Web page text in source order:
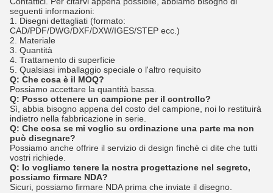
seguenti informazioni:
1. Disegni dettagliati (formato:
CAD/PDF/DWG/DXF/DXW/IGES/STEP ecc.)
2. Materiale
3. Quantità
4. Trattamento di superficie
5. Qualsiasi imballaggio speciale o l'altro requisito
Q: Che cosa è il MOQ?
Possiamo accettare la quantità bassa.
Q: Posso ottenere un campione per il controllo?
Sì, abbia bisogno appena del costo del campione, noi lo restituirà
indietro nella fabbricazione in serie.
Q: Che cosa se mi voglio su ordinazione una parte ma non
può disegnare?
Possiamo anche offrire il servizio di design finchè ci dite che tutti
vostri richiede.
Q: Io vogliamo tenere la nostra progettazione nel segreto,
possiamo firmare NDA?
Sicuri, possiamo firmare NDA prima che inviate il disegno.